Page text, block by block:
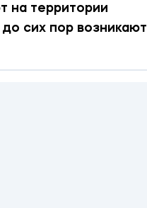
на территории
сих пор возникают